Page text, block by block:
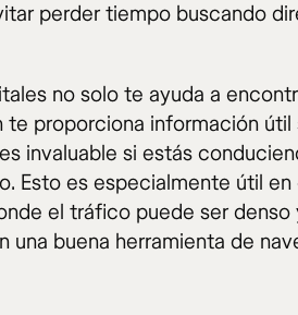
perder tiempo buscando
no solo te ayuda a
proporciona información útil
invaluable si estás
Esto es especialmente útil
el tráfico puede ser denso
buena herramienta de